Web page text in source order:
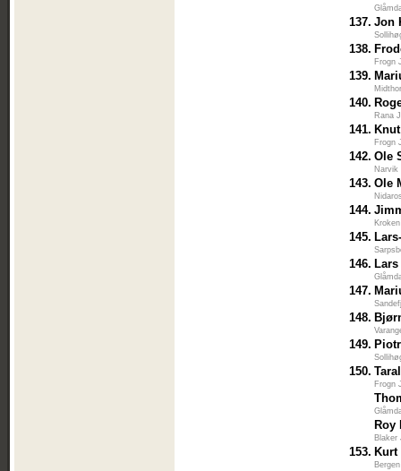
137. Jon
138.
Frogn
139.
140.
Rana
141.
Frogn
142. Ole
Narvik
143. Ole
144.
145.
146.
147.
148.
149.
150.
Frogn
Roy
Blaker
153.